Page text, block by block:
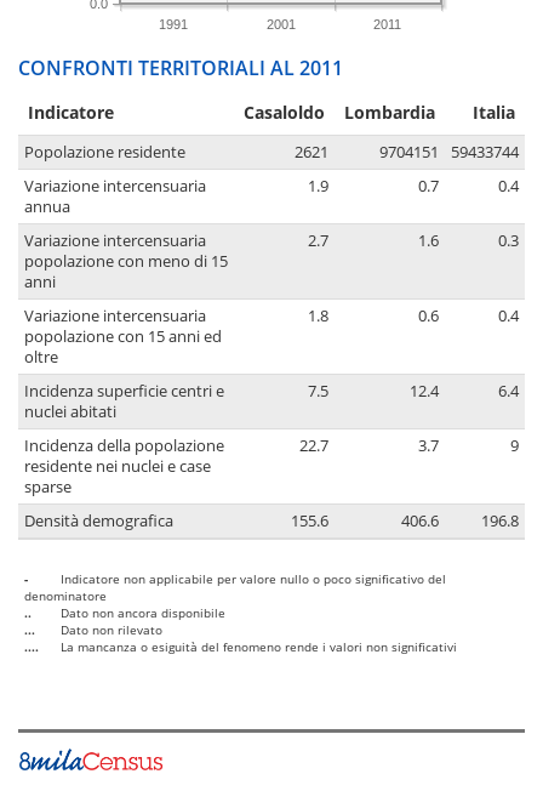
1991 2001 2011
0.0
CONFRONTI TERRITORIALI AL 2011
Indicatore Casaloldo Lombardia Italia
Popolazione residente 2621 9704151
59433744
Variazione intercensuaria
annua
1.9 0.7 0.4
Variazione intercensuaria
popolazione con meno di 15
anni
2.7 1.6 0.3
Variazione intercensuaria
popolazione con 15 anni ed
oltre
1.8 0.6 0.4
Incidenza superficie centri e
nuclei abitati
7.5 12.4 6.4
Incidenza della popolazione
residente nei nuclei e case
sparse
22.7 3.7 9
Densità demografica 155.6 406.6 196.8
-
Indicatore non applicabile per valore nullo o poco significativo del
denominatore
..
Dato non ancora disponibile
...
Dato non rilevato
....
La mancanza o esiguità del fenomeno rende i valori non significativi